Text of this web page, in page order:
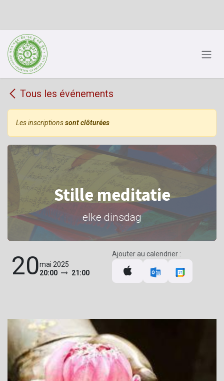
Se rendre au contenu
Tous les événements
Les inscriptionssont clôturées
Stille meditatie
elke dinsdag
20mai 2025
20:00
21:00
Ajouter au calendrier :